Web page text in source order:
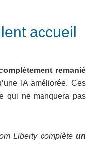
accueil
remanié
IA améliorée. Ces
qui ne manquera pas
Liberty complèteun